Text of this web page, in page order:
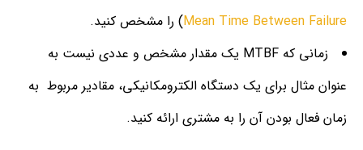
Mean Time Between Failure) را مشخص کنید.
زمانی که MTBF یک مقدار مشخص و عددی نیست به
عنوان مثال برای یک دستگاه الکترومکانیکی، مقادیر مربوط به
زمان فعال بودن آن را به مشتری ارائه کنید.